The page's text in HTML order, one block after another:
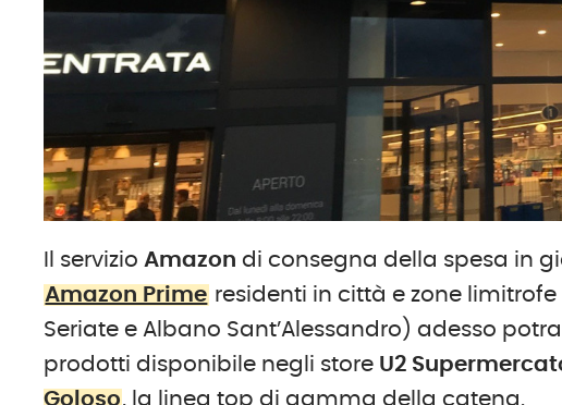
Il servizioAmazon di consegna della spesa in
Amazon Prime residenti in città e zone limitrofe
Seriate e Albano Sant’Alessandro) adesso
prodotti disponibile negli store U2
Goloso, la linea top di gamma della catena.